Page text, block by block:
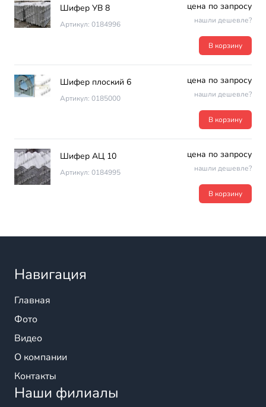
Шифер УВ 8
Артикул: 0184996
цена по запросу
нашли дешевле?
В корзину
Шифер плоский 6
Артикул: 0185000
цена по запросу
нашли дешевле?
В корзину
Шифер АЦ 10
Артикул: 0184995
цена по запросу
нашли дешевле?
В корзину
Навигация
Главная
Фото
Видео
О компании
Контакты
Наши филиалы